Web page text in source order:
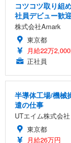
コツコツ取り組
社員デビュー歓
株式会社Amark
東京都
月給22万
正社員
半導体工場/機械
遣の仕事
UTエイム株式会社
東京都
月給26万円